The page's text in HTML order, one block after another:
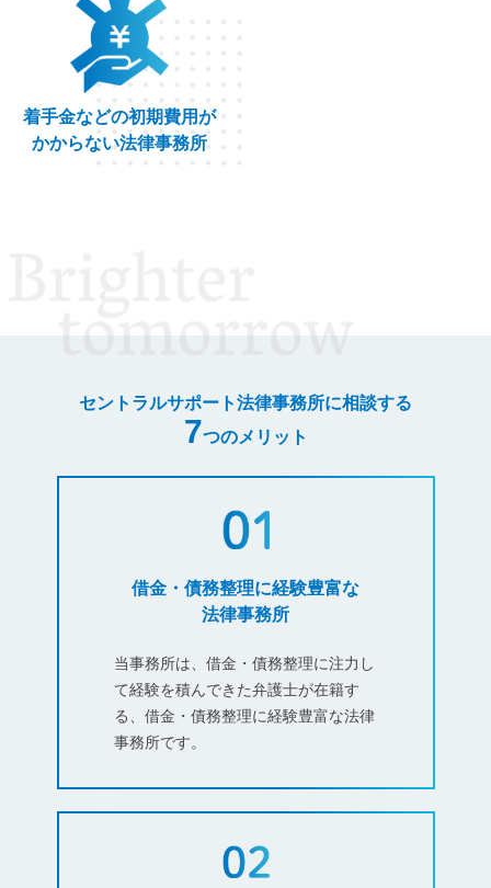
着手金などの初期費用が
かからない法律事務所
セントラルサポート法律事務所に相談する
7つのメリット
借金・債務整理に経験豊富な
法律事務所
当事務所は、借金・債務整理に注力し
て経験を積んできた弁護士が在籍す
る、借金・債務整理に経験豊富な法律
事務所です。